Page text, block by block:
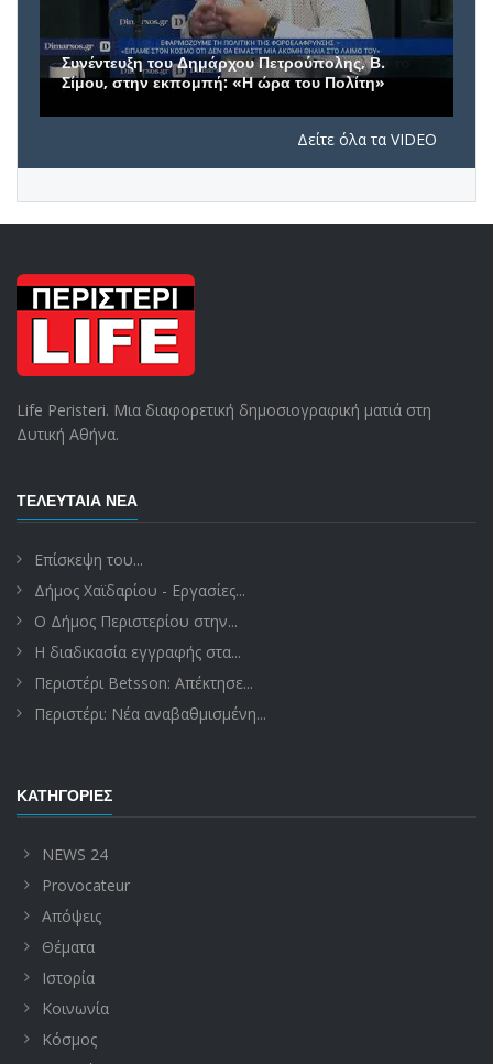
Συνέντευξη του Δημάρχου Πετρούπολης, Β.
Σίμου, στην εκπομπή: «Η ώρα του Πολίτη»
Δείτε όλα τα VIDEO
Life Peristeri. Μια διαφορετική δημοσιογραφική ματιά στη
Δυτική Αθήνα.
ΤΕΛΕΥΤΑΊΑ ΝΈΑ
Επίσκεψη του...
Δήμος Χαϊδαρίου - Εργασίες...
Ο Δήμος Περιστερίου στην...
Η διαδικασία εγγραφής στα...
Περιστέρι Betsson: Απέκτησε...
Περιστέρι: Νέα αναβαθμισμένη...
ΚΑΤΗΓΟΡΊΕΣ
NEWS 24
Provocateur
Απόψεις
Θέματα
Ιστορία
Κοινωνία
Κόσμος